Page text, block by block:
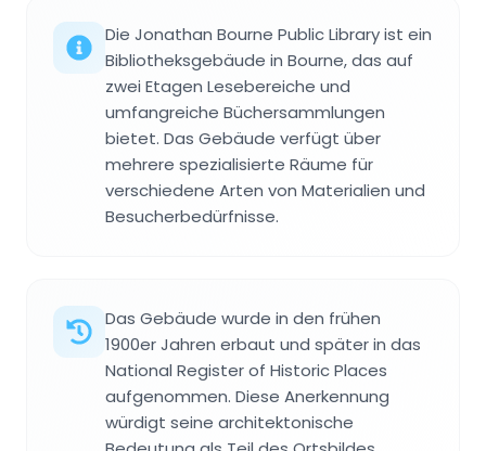
Die Jonathan Bourne Public Library ist ein
Bibliotheksgebäude in Bourne, das auf
zwei Etagen Lesebereiche und
umfangreiche Büchersammlungen
bietet. Das Gebäude verfügt über
mehrere spezialisierte Räume für
verschiedene Arten von Materialien und
Besucherbedürfnisse.
Das Gebäude wurde in den frühen
1900er Jahren erbaut und später in das
National Register of Historic Places
aufgenommen. Diese Anerkennung
würdigt seine architektonische